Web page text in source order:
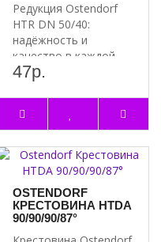
Редукция Ostendorf
HTR DN 50/40:
надёжность и
качество в каждой
детали Почему стоит
47р.
OSTENDORF
КРЕСТОВИНА HTDA
90/90/90/87°